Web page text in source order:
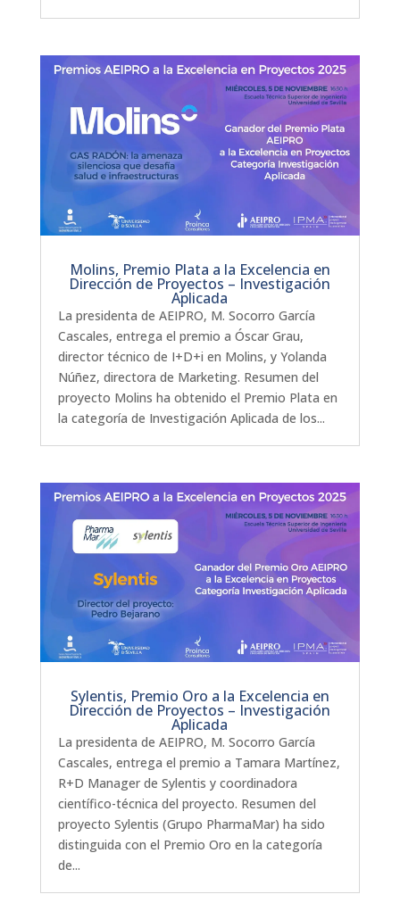
Molins, Premio Plata a la Excelencia en
Dirección de Proyectos – Investigación
Aplicada
La presidenta de AEIPRO, M. Socorro García
Cascales, entrega el premio a Óscar Grau,
director técnico de I+D+i en Molins, y Yolanda
Núñez, directora de Marketing. Resumen del
proyecto Molins ha obtenido el Premio Plata en
la categoría de Investigación Aplicada de los...
Sylentis, Premio Oro a la Excelencia en
Dirección de Proyectos – Investigación
Aplicada
La presidenta de AEIPRO, M. Socorro García
Cascales, entrega el premio a Tamara Martínez,
R+D Manager de Sylentis y coordinadora
científico-técnica del proyecto. Resumen del
proyecto Sylentis (Grupo PharmaMar) ha sido
distinguida con el Premio Oro en la categoría
de...